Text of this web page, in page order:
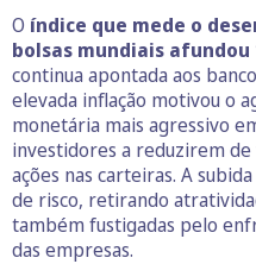
O índice que mede o
bolsas mundiais afundou
continua apontada aos
elevada inflação motivou o
monetária mais agressivo
investidores a reduzirem
ações nas carteiras. A
de risco, retirando
também fustigadas pelo
das empresas.